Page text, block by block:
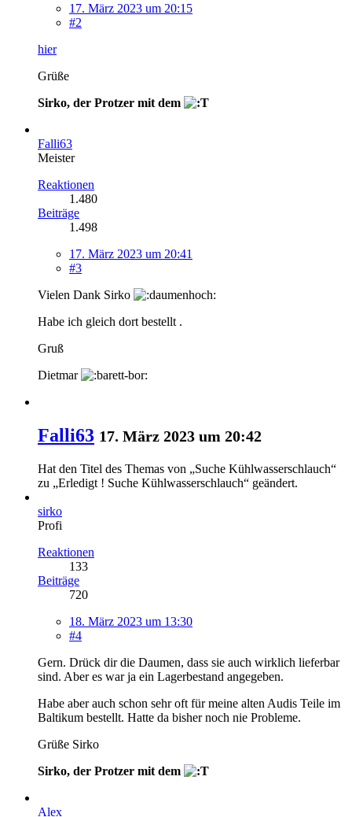
17. März 2023 um 20:15
#2
hier
Grüße
Sirko, der Protzer mit dem
Falli63
Meister
Reaktionen
1.480
Beiträge
1.498
17. März 2023 um 20:41
#3
Vielen Dank Sirko
Habe ich gleich dort bestellt .
Gruß
Dietmar
Falli63 17. März 2023 um 20:42
Hat den Titel des Themas von „Suche Kühlwasserschlauch“
zu „Erledigt ! Suche Kühlwasserschlauch“ geändert.
sirko
Profi
Reaktionen
133
Beiträge
720
18. März 2023 um 13:30
#4
Gern. Drück dir die Daumen, dass sie auch wirklich lieferbar
sind. Aber es war ja ein Lagerbestand angegeben.
Habe aber auch schon sehr oft für meine alten Audis Teile im
Baltikum bestellt. Hatte da bisher noch nie Probleme.
Grüße Sirko
Sirko, der Protzer mit dem
Alex